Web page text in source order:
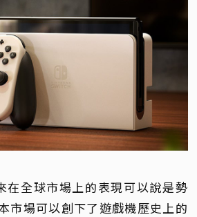
全球市場上的表現可以說是勢
市場可以創下了遊戲機歷史上的